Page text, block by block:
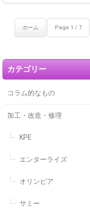
ホーム Page 1 / 7
カテゴリー
コラム的なもの
加工・改造・修理
KPE
エンターライズ
オリンピア
サミー